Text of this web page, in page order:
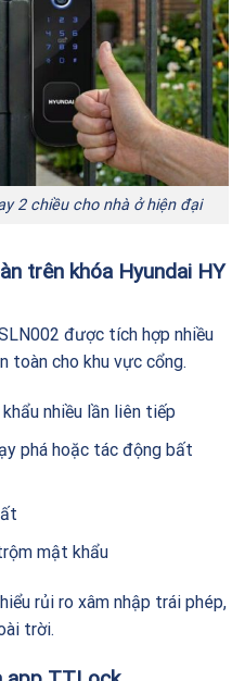
2 chiều cho nhà ở hiện đại
trên khóa Hyundai HY
được tích hợp nhiều
toàn cho khu vực cổng.
nhiều lần liên tiếp
phá hoặc tác động bất
mật khẩu
rủi ro xâm nhập trái phép,
trời.